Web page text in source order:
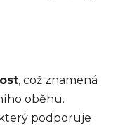
, což znamená
oběhu.
podporuje